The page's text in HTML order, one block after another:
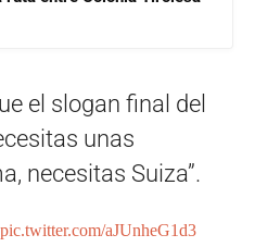
el slogan final del
unas
necesitas Suiza”.
pic.twitter.com/aJUnheG1d3